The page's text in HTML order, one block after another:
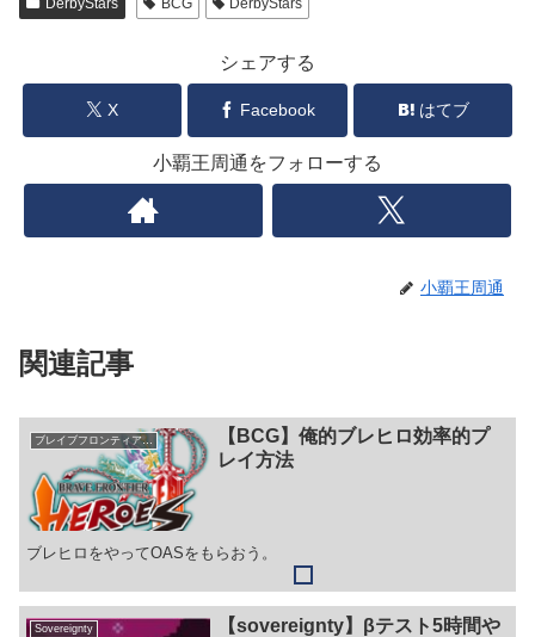
DerbyStars BCG DerbyStars
シェアする
X Facebook はてブ
小覇王周通をフォローする
小覇王周通
関連記事
ブレイブフロンティアヒーローズ
【BCG】俺的ブレヒロ効率的プ
レイ方法
ブレヒロをやってOASをもらおう。
Sovereignty
【sovereignty】βテスト5時間や